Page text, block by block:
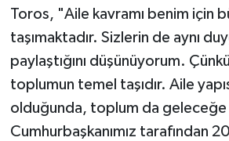
Toros, "Aile kavramı benim için
taşımaktadır. Sizlerin de aynı
paylaştığını düşünüyorum.
toplumun temel taşıdır. Aile
olduğunda, toplum da geleceğe
Cumhurbaşkanımız tarafından